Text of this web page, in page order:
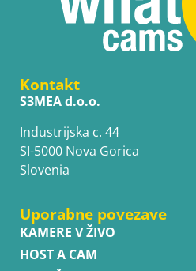
Kontakt
S3MEA d.o.o.
Industrijska c. 44
SI-5000 Nova Gorica
Slovenia
Uporabne povezave
KAMERE V ŽIVO
HOST A CAM